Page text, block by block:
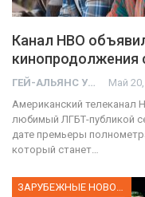
Канал HBO
кинопродолжения
ГЕЙ-АЛЬЯНС УКРАИНА Май
Американский телеканал
любимый ЛГБТ-публикой
дате премьеры
который станет…
ЗАРУБЕЖНЫЕ НОВОСТИ